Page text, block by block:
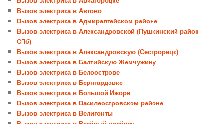
Вызов электрика в Автово
Вызов электрика в Адмиралтейском районе
Вызов электрика в Александровской (Пушкинский район
СПб)
Вызов электрика в Александровскую (Сестрорецк)
Вызов электрика в Балтийскую Жемчужину
Вызов электрика в Белоострове
Вызов электрика в Бернгардовке
Вызов электрика в Большой Ижоре
Вызов электрика в Василеостровском районе
Вызов электрика в Велигонты